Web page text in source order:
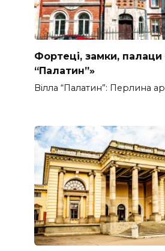
Фортеці, замки, палаци
“Палатин”»
Вілла “Палатин”: Перлина